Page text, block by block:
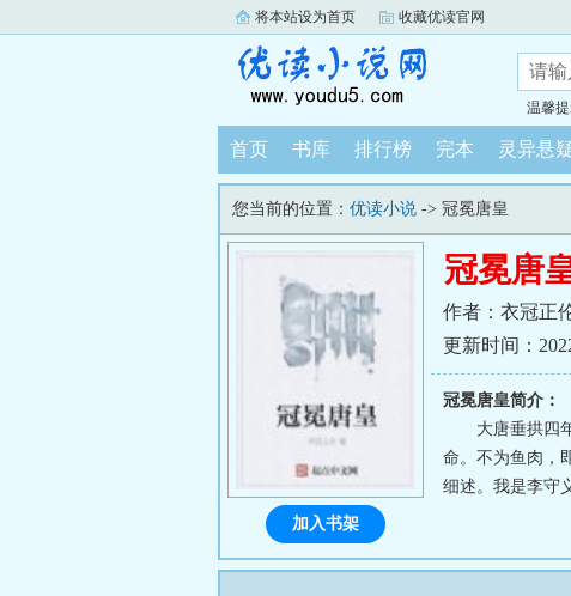
将本站设为首页 收藏优读官网
温馨
首页 书库 排行榜 完本 灵异悬
您当前的位置： 优读小说 -> 冠冕唐皇
冠冕唐
作者：衣冠正
更新时间：
冠冕唐皇简介：
大唐垂拱四
命。不为鱼肉，
细述。我是李守
加入书架